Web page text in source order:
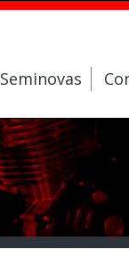
Seminovas